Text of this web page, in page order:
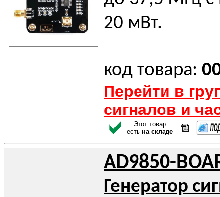
20 мВт.
код товара:
Перейти в
сигналов и
Этот товар
есть на складе
AD9850-
Генератор